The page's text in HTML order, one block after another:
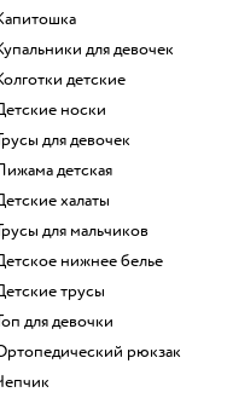
Капитошка
Купальники для девочек
Колготки детские
Детские носки
Трусы для девочек
Пижама детская
Детские халаты
Трусы для мальчиков
Детское нижнее белье
Детские трусы
Топ для девочки
Ортопедический рюкзак
Чепчик